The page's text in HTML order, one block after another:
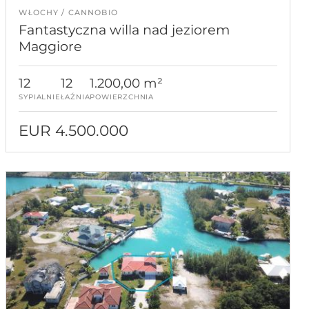
WŁOCHY CANNOBIO
Fantastyczna willa nad jeziorem
Maggiore
12
SYPIALNIE
12
ŁAŹNIA
1.200,00 m²
POWIERZCHNIA
EUR 4.500.000